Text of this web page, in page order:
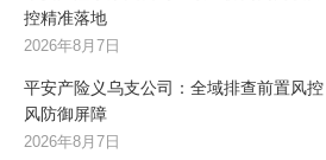
控精准落地
2026年8月7日
平安产险义乌支公司：全域排查前置风
风防御屏障
2026年8月7日